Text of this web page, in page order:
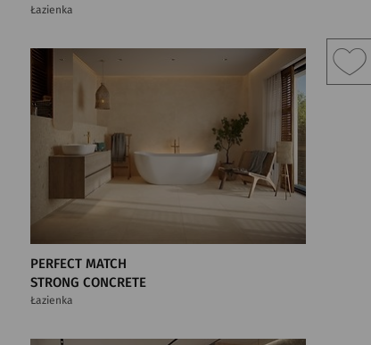
Łazienka
PERFECT MATCH
STRONG CONCRETE
Łazienka